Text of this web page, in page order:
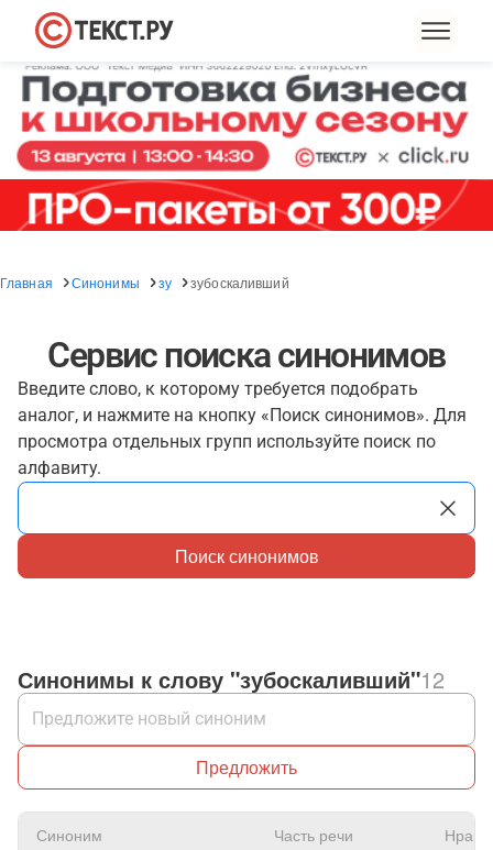
Главная Синонимы зу зубоскаливший
Сервис поиска синонимов
Введите слово, к которому требуется подобрать
аналог, и нажмите на кнопку «Поиск синонимов». Для
просмотра отдельных групп используйте поиск по
алфавиту.
Поиск синонимов
Синонимы к слову "зубоскаливший"12
Предложить
Синоним Часть речи